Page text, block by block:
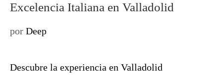
Excelencia Italiana en Valladolid
por Deep
Descubre la experiencia en Valladolid